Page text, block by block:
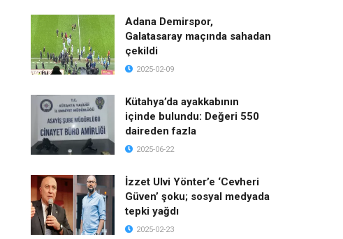
Adana Demirspor,
Galatasaray maçında sahadan
çekildi
2025-02-09
Kütahya’da ayakkabının
içinde bulundu: Değeri 550
daireden fazla
2025-06-22
İzzet Ulvi Yönter’e ‘Cevheri
Güven’ şoku; sosyal medyada
tepki yağdı
2025-02-23